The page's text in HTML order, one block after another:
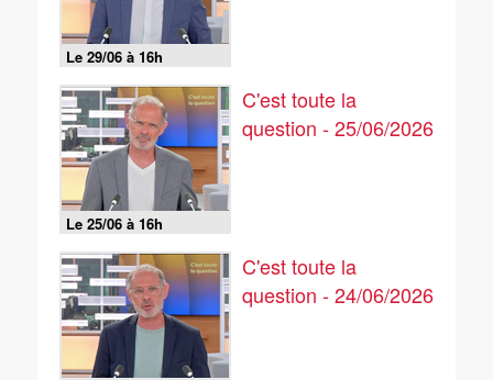
Le 29/06 à 16h
Le 25/06 à 16h
C'est toute la
question - 25/06/2026
C'est toute la
question - 24/06/2026